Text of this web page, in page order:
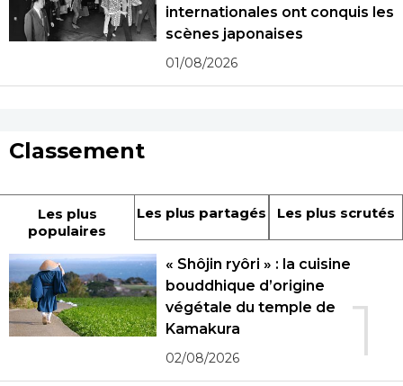
internationales ont conquis les
scènes japonaises
01/08/2026
Classement
Les plus
populaires
Les plus partagés Les plus scrutés
1
« Shôjin ryôri » : la cuisine
bouddhique d’origine
végétale du temple de
Kamakura
02/08/2026